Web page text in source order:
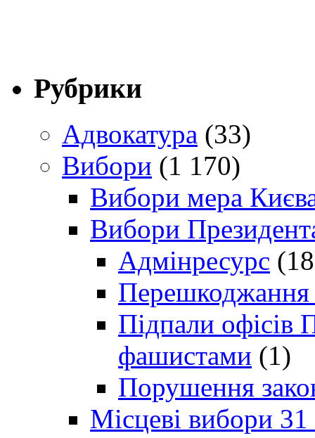
Рубрики
Адвокатура (33)
Вибори (1 170)
Вибори мера
Вибори
Адмінресурс
Перешкоджання
Підпали офісів
фашистами (1)
Порушення
Місцеві вибори